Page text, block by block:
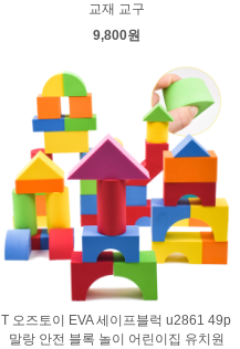
교재 교구
9,800원
T 오즈토이 EVA 세이프블럭 u2861 49p
말랑 안전 블록 놀이 어린이집 유치원